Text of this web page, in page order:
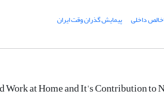
داخلی‏
پیمایش گذران وقت ایران
at Home and It's Contribution to